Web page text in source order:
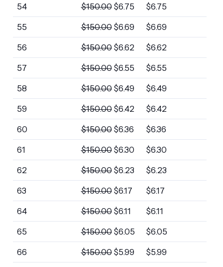
54 $150.00 $6.75 $6.75
55 $150.00 $6.69 $6.69
56 $150.00 $6.62 $6.62
57 $150.00 $6.55 $6.55
58 $150.00 $6.49 $6.49
59 $150.00 $6.42 $6.42
60 $150.00 $6.36 $6.36
61 $150.00 $6.30 $6.30
62 $150.00 $6.23 $6.23
63 $150.00 $6.17 $6.17
64 $150.00 $6.11 $6.11
65 $150.00 $6.05 $6.05
66 $150.00 $5.99 $5.99